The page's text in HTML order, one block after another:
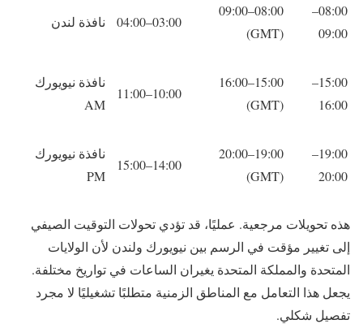
08:00–
09:00
08:00–09:00
(GMT)
03:00–04:00 نافذة لندن
15:00–
16:00
15:00–16:00
(GMT)
10:00–11:00
نافذة نيويورك
AM
19:00–
20:00
19:00–20:00
(GMT)
14:00–15:00
نافذة نيويورك
PM
هذه تحويلات مرجعية. عمليًا، قد تؤدي تحولات التوقيت الصيفي
إلى تغيير مؤقت في الرسم بين نيويورك ولندن لأن الولايات
المتحدة والمملكة المتحدة يغيران الساعات في تواريخ مختلفة.
يجعل هذا التعامل مع المناطق الزمنية متطلبًا تشغيليًا لا مجرد
تفصيل شكلي.